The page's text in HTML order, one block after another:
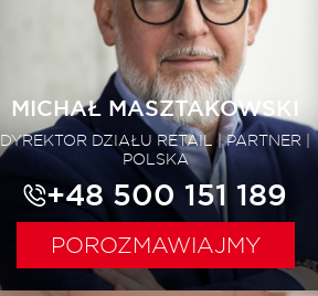
MICHAŁ MASZTAKOWSKI
DYREKTOR DZIAŁU RETAIL | PARTNER |
POLSKA
+48 500 151 189
POROZMAWIAJMY